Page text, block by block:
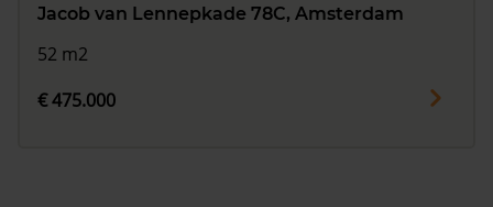
Jacob van Lennepkade 78C, Amsterdam
52 m2
€ 475.000